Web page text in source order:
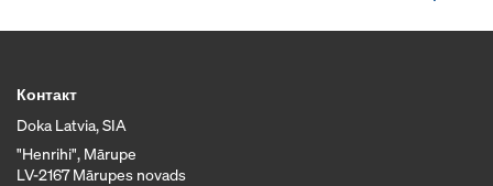
Контакт
Doka Latvia, SIA
"Henrihi", Mārupe
LV-2167 Mārupes novads